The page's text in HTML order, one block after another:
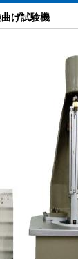
げ試験機